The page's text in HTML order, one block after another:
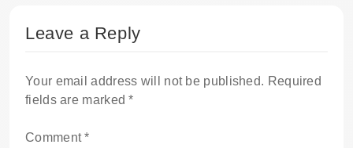
Leave a Reply
Your email address will not be published. Required
fields are marked*
Comment*